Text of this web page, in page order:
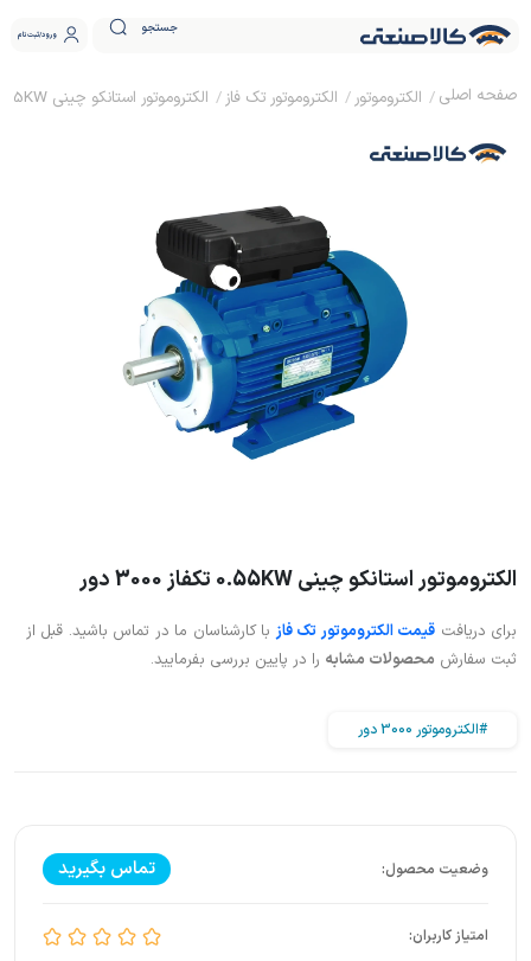
جستجو ورود ثبت نام
الکتروموتور الکتروموتور تک فاز الکتروموتور استانکو چینی 0.55KW تکفاز 3000 دور
الکتروموتور استانکو چینی 0.55KW تکفاز 3000 دور
برای دریافت قیمت الکتروموتور تک فازبا کارشناسان ما در تماس باشید. قبل از
ثبت سفارش محصولات مشابه را در پایین بررسی بفرمایید.
#الکتروموتور 3000 دور
تماس بگیرید